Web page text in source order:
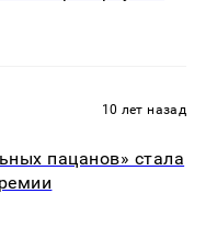
10 лет назад
пацанов» стала